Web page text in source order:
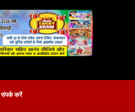
संपर्क करें